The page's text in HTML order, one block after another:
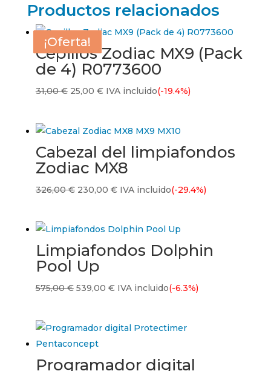
Productos relacionados
¡Oferta!
Cepillos Zodiac MX9 (Pack
de 4) R0773600
31,00€ El
era:
31,00 €.
25,00 €El
es:
25,00 €.
IVA incluido(-19.4%)
¡Oferta!
Cabezal del limpiafondos
Zodiac MX8
326,00€ El
326,00 €.
230,00 €El
es:
230,00 €.
IVA incluido(-29.4%)
¡Oferta!
Limpiafondos Dolphin
Pool Up
575,00€ El
era:
575,00 €.
539,00 €El
es:
IVA incluido(-6.3%)
¡Oferta!
Programador digital